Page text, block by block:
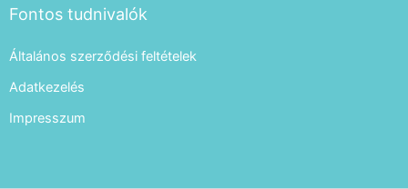
Fontos tudnivalók
Általános szerződési feltételek
Adatkezelés
Impresszum